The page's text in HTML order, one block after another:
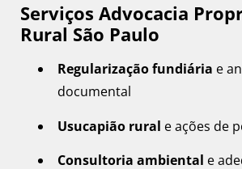
Serviços Advocacia
Rural São Paulo
Regularização fundiária e
documental
Usucapião rural e ações de
Consultoria ambiental e